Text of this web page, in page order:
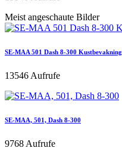
Meist angeschaute Bilder
SE-MAA 501 Dash 8-300 Kustbevakning
13546 Aufrufe
SE-MAA, 501, Dash 8-300
9768 Aufrufe